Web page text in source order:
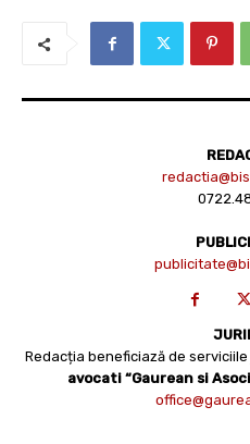
Redacția beneficiază de
avocati “Gaurean si